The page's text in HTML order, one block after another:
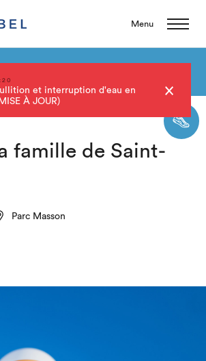
Menu
et interruption d'eau en
À JOUR)
famille de Saint-
Parc Masson